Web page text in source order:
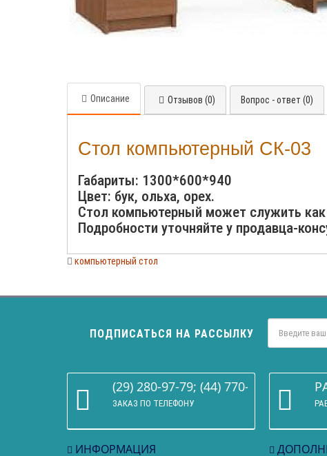
Описание Отзывов (0) Вопрос - ответ (0)
Стол компьютерный СК-03
Габариты: 1300*600*940
Цвет: бук, ольха, орех.
Стол компьютерный может служить
Подробности уточняйте у продавца-
компьютерный стол
ПОДПИСАТЬСЯ НА РАССЫЛКУ
(29) 280-97-79; (44) 770-86-68
ЗАКАЗ ПО ТЕЛЕФОНУ
ИНФОРМАЦИЯ